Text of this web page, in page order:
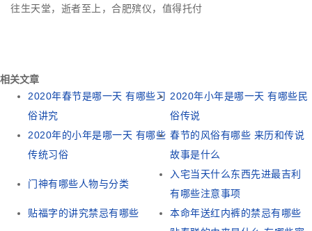
往生天堂，逝者至上，合肥殡仪，值得托付
相关文章
2020年春节是哪一天 有哪些习
俗讲究
2020年小年是哪一天 有哪些民
俗传说
2020年的小年是哪一天 有哪些
传统习俗
春节的风俗有哪些 来历和传说
故事是什么
门神有哪些人物与分类
入宅当天什么东西先进最吉利
有哪些注意事项
贴福字的讲究禁忌有哪些
本命年送红内裤的禁忌有哪些